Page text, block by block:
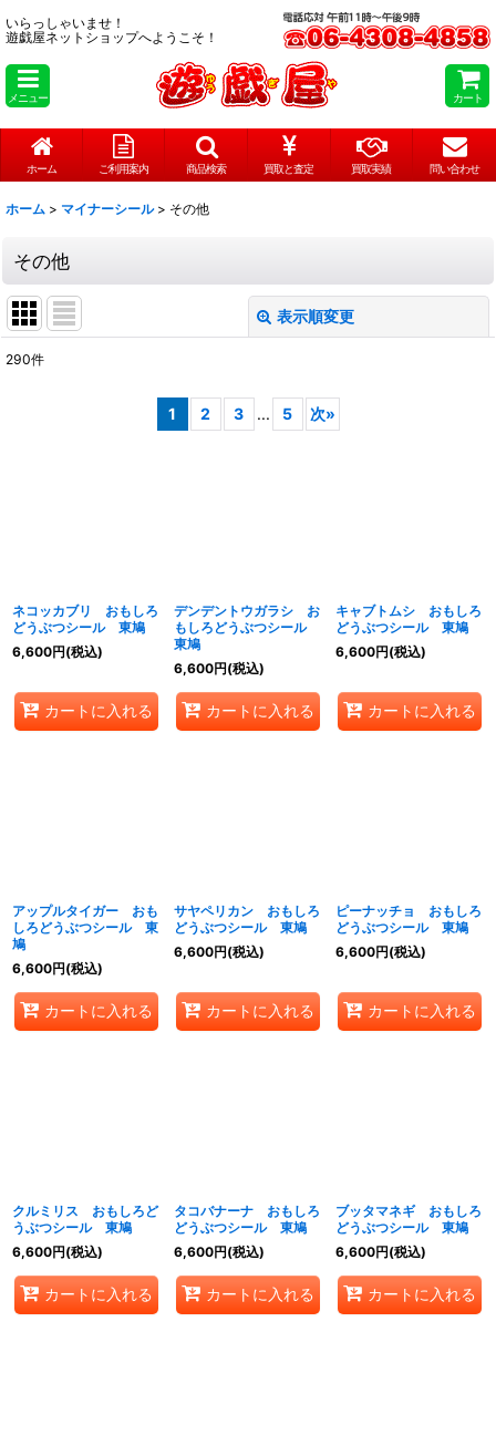
いらっしゃいませ！
遊戯屋ネットショップへようこそ！
メニュー カート
ホーム ご利用案内 商品検索 買取と査定 買取実績 問い合わせ
ホーム > マイナーシール > その他
その他
表示順変更
290件
1 2 3 ... 5 次»
ネコッカブリ おもしろ
どうぶつシール 東鳩
6,600円(税込)
カートに入れる
デンデントウガラシ お
もしろどうぶつシール
東鳩
6,600円(税込)
カートに入れる
キャブトムシ おもしろ
どうぶつシール 東鳩
6,600円(税込)
カートに入れる
アップルタイガー おも
しろどうぶつシール 東
鳩
6,600円(税込)
カートに入れる
サヤペリカン おもしろ
どうぶつシール 東鳩
6,600円(税込)
カートに入れる
ピーナッチョ おもしろ
どうぶつシール 東鳩
6,600円(税込)
カートに入れる
クルミリス おもしろど
うぶつシール 東鳩
6,600円(税込)
カートに入れる
タコバナーナ おもしろ
どうぶつシール 東鳩
6,600円(税込)
カートに入れる
ブッタマネギ おもしろ
どうぶつシール 東鳩
6,600円(税込)
カートに入れる